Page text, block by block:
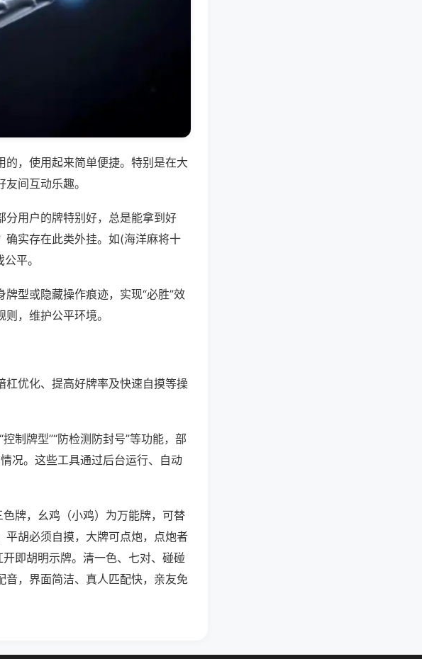
，使用起来简单便捷。特别是在大
间互动乐趣。
分用户的牌特别好，总是能拿到好
确实存在此类外挂。如(海洋麻将十
平。
型或隐藏操作痕迹，实现“必胜”效
，维护公平环境。
优化、提高好牌率及快速自摸等操
制牌型”“防检测防封号”等功能，部
况。这些工具通过后台运行、自动
牌，幺鸡（小鸡）为万能牌，可替
胡必须自摸，大牌可点炮，点炮者
即胡明示牌。清一色、七对、碰碰
，界面简洁、真人匹配快，亲友免